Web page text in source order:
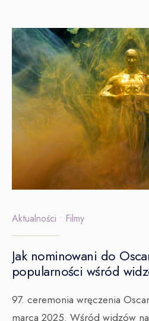
Aktualności • Filmy
Jak nominowani do
popularności wśród
97. ceremonia wręczenia
marca 2025. Wśród widzów